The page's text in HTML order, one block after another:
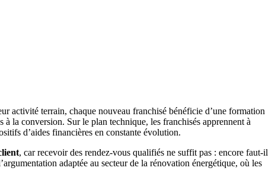
activité terrain, chaque nouveau franchisé bénéficie d’une formation
à la conversion. Sur le plan technique, les franchisés apprennent à
d’aides financières en constante évolution.
, car recevoir des rendez-vous qualifiés ne suffit pas : encore faut-il
adaptée au secteur de la rénovation énergétique, où les